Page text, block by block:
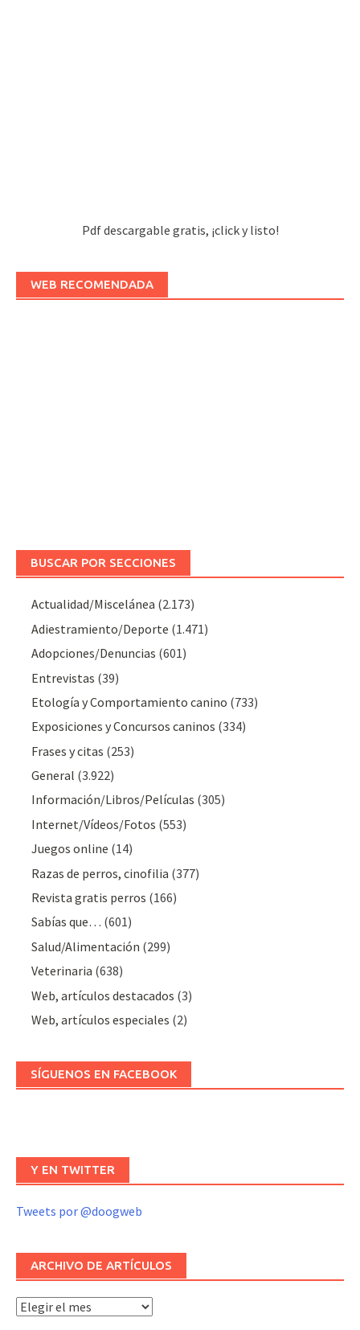
Pdf descargable gratis, ¡click y listo!
WEB RECOMENDADA
BUSCAR POR SECCIONES
Actualidad/Miscelánea (2.173)
Adiestramiento/Deporte (1.471)
Adopciones/Denuncias (601)
Entrevistas (39)
Etología y Comportamiento canino (733)
Exposiciones y Concursos caninos (334)
Frases y citas (253)
General (3.922)
Información/Libros/Películas (305)
Internet/Vídeos/Fotos (553)
Juegos online (14)
Razas de perros, cinofilia (377)
Revista gratis perros (166)
Sabías que… (601)
Salud/Alimentación (299)
Veterinaria (638)
Web, artículos destacados (3)
Web, artículos especiales (2)
SÍGUENOS EN FACEBOOK
Y EN TWITTER
Tweets por @doogweb
ARCHIVO DE ARTÍCULOS
Archivo